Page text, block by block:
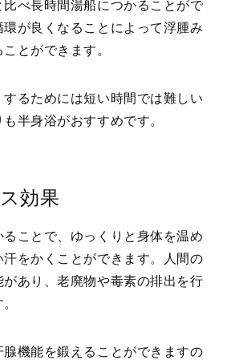
べ長時間湯船につかることがで
環が良くなることによって浮腫み
とができます。
するためには短い時間では難しい
半身浴がおすすめです。
効果
ことで、ゆっくりと身体を温め
汗をかくことができます。人間の
あり、老廃物や毒素の排出を行
機能を鍛えることができますの